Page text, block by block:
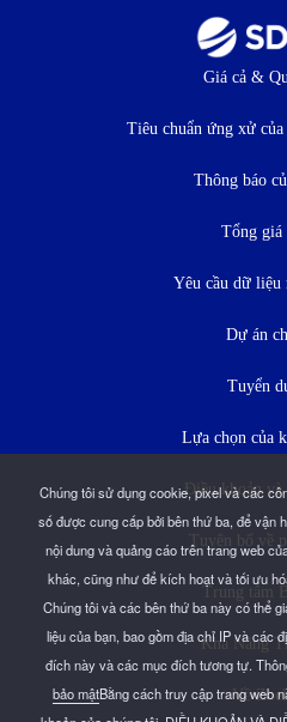
Chúng tôi sử dụng cookie, pixel và các
số được cung cấp bởi bên thứ ba, để vận
nội dung và quảng cáo trên trang web
khác, cũng như để kích hoạt và tối ưu
Chúng tôi và các bên thứ ba này có thể
liệu của bạn, bao gồm địa chỉ IP và các
đích này và các mục đích tương tự.
bảo mậtBằng cách truy cập trang web
Giá cả &
Tiêu chuẩn ứng xử
Thông báo
Tổng giá
Yêu cầu dữ liệu
Dự án
Tuyển
Lựa chọn của
Điều khoản
Tuyên bố về
Trung tâm
Khả Năng
Về